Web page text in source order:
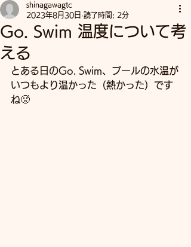
Go. Swim 温度について考
える
shinagawagtc
2023年8月30日 読了時間: 2分
とある日のGo. Swim、プールの水温が
いつもより温かった（熱かった）です
ね🥵